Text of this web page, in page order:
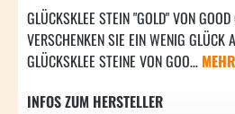
GLÜCKSKLEE STEIN "GOLD" VON GOOD
VERSCHENKEN SIE EIN WENIG GLÜCK
GLÜCKSKLEE STEINE VON GOO… MEHR
INFOS ZUM HERSTELLER